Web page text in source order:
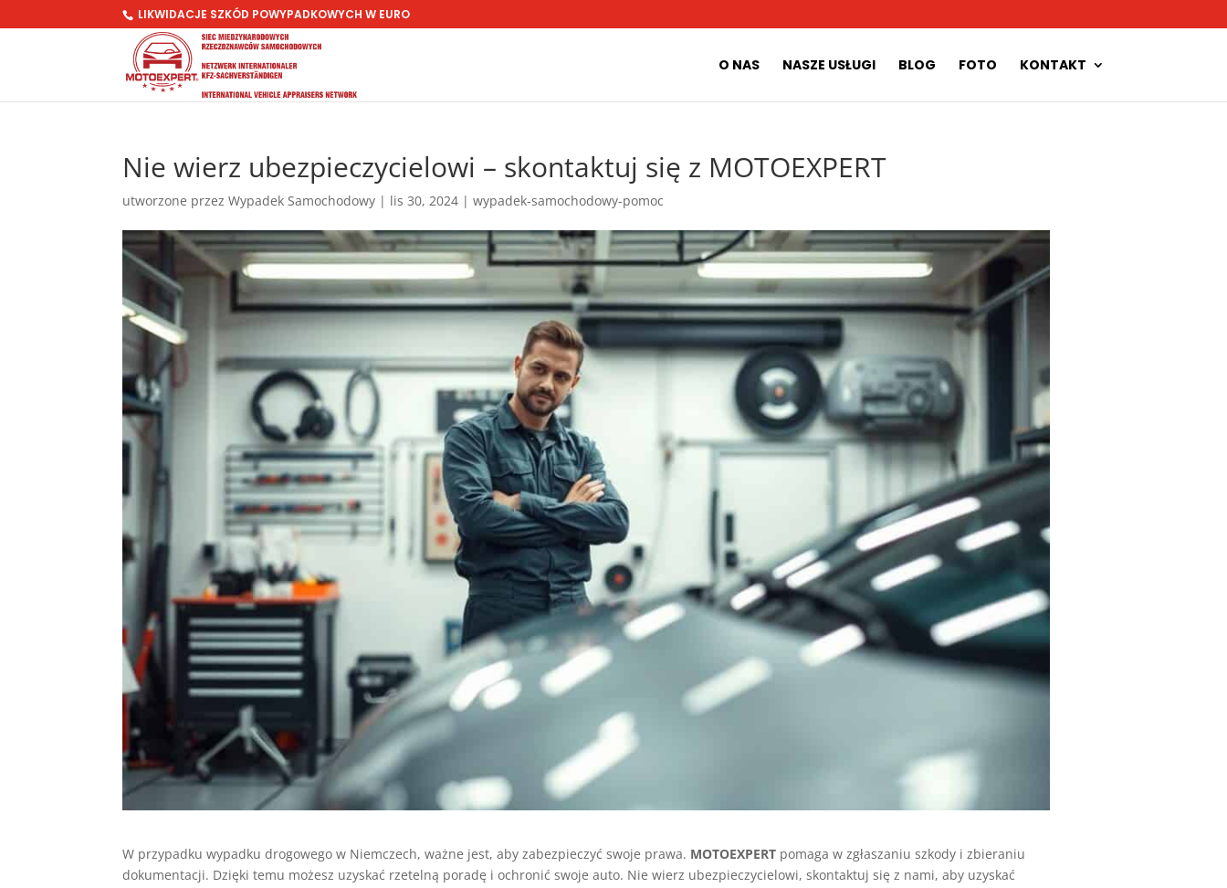
LIKWIDACJE SZKÓD POWYPADKOWYCH W EURO
O NAS NASZE USŁUGI BLOG FOTO KONTAKT
Nie wierz ubezpieczycielowi – skontaktuj się z MOTOEXPERT
utworzone przezWypadek Samochodowy | lis 30, 2024 |wypadek-samochodowy-pomoc
W przypadku wypadku drogowego w Niemczech, ważne jest, aby zabezpieczyć swoje prawa. MOTOEXPERT pomaga w zgłaszaniu szkody i zbieraniu
dokumentacji. Dzięki temu możesz uzyskać rzetelną poradę i ochronić swoje auto. Nie wierz ubezpieczycielowi, skontaktuj się z nami, aby uzyskać